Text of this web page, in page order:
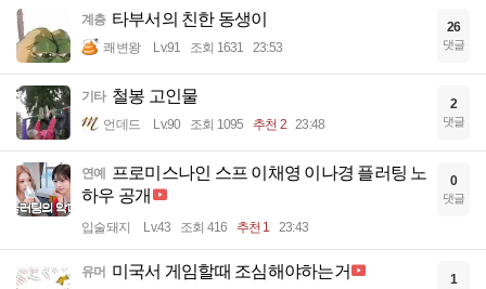
계층 타부서의 친한 동생이
쾌변왕 Lv.91 조회 1631 23:53
26
댓글
기타 철봉 고인물
언데드 Lv.90 조회 1095 추천 2 23:48
2
댓글
연예
프로미스나인 스프 이채영 이나경 플러팅 노
하우 공개
입술돼지 Lv.43 조회 416 추천 1 23:43
0
댓글
유머 미국서 게임할때 조심해야하는거 1